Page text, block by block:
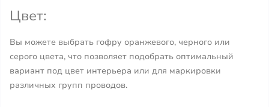
Цвет:
Вы можете выбрать гофру оранжевого, черного или
серого цвета, что позволяет подобрать оптимальный
вариант под цвет интерьера или для маркировки
различных групп проводов.